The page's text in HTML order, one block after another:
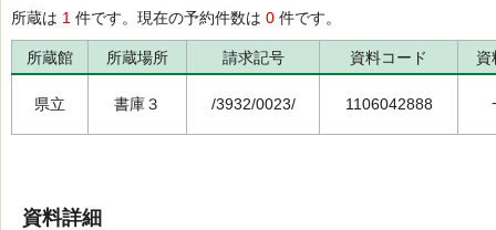
所蔵は 1 件です。現在の予約件数は 0 件です。
所蔵館 所蔵場所 請求記号 資料コード 資
県立 書庫３ /3932/0023/ 1106042888
資料詳細